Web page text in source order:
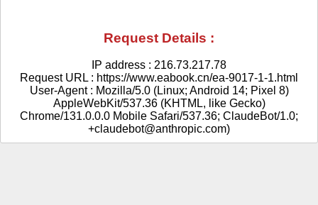
Request Details :
IP address : 216.73.217.78
Request URL : https://www.eabook.cn/ea-9017-1-1.html
User-Agent : Mozilla/5.0 (Linux; Android 14; Pixel 8)
AppleWebKit/537.36 (KHTML, like Gecko)
Chrome/131.0.0.0 Mobile Safari/537.36; ClaudeBot/1.0;
+claudebot@anthropic.com)